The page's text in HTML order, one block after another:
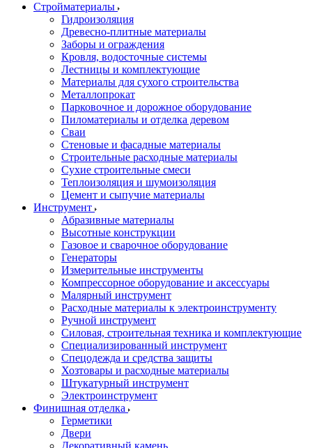
Стройматериалы
Гидроизоляция
Древесно-плитные материалы
Заборы и ограждения
Кровля, водосточные системы
Лестницы и комплектующие
Материалы для сухого строительства
Металлопрокат
Парковочное и дорожное оборудование
Пиломатериалы и отделка деревом
Сваи
Стеновые и фасадные материалы
Строительные расходные материалы
Сухие строительные смеси
Теплоизоляция и шумоизоляция
Цемент и сыпучие материалы
Инструмент
Абразивные материалы
Высотные конструкции
Газовое и сварочное оборудование
Генераторы
Измерительные инструменты
Компрессорное оборудование и аксессуары
Малярный инструмент
Расходные материалы к электроинструменту
Ручной инструмент
Силовая, строительная техника и комплектующие
Специализированный инструмент
Спецодежда и средства защиты
Хозтовары и расходные материалы
Штукатурный инструмент
Электроинструмент
Финишная отделка
Герметики
Двери
Декоративный камень